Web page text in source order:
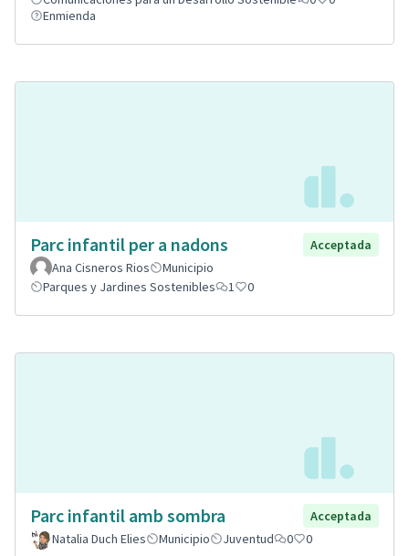
Enmienda
Parc infantil per a nadons
Acceptada
Ana Cisneros Rios
Municipio
Parques y Jardines Sostenibles
1 0
Parc infantil amb sombra
Acceptada
Natalia Duch Elies
Municipio Juventud 0 0